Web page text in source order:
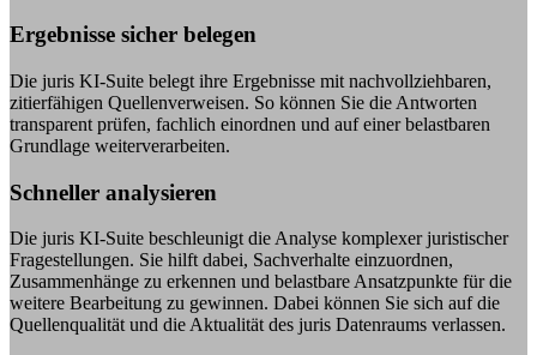
Ergebnisse sicher belegen
Die juris KI-Suite belegt ihre Ergebnisse mit nachvollziehbaren,
zitierfähigen Quellenverweisen. So können Sie die Antworten
transparent prüfen, fachlich einordnen und auf einer belastbaren
Grundlage weiterverarbeiten.
Schneller analysieren
Die juris KI-Suite beschleunigt die Analyse komplexer juristischer
Fragestellungen. Sie hilft dabei, Sachverhalte einzuordnen,
Zusammenhänge zu erkennen und belastbare Ansatzpunkte für die
weitere Bearbeitung zu gewinnen. Dabei können Sie sich auf die
Quellenqualität und die Aktualität des juris Datenraums verlassen.